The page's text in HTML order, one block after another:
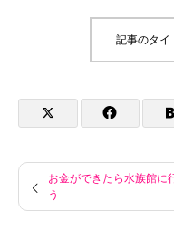
記事のタイ
お金ができたら水族館に
う